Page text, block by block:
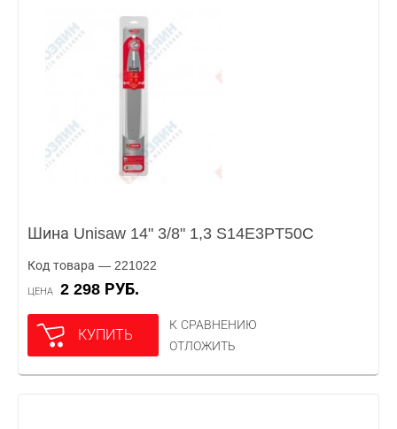
Шина Unisaw 14" 3/8" 1,3 S14E3PT50C
Код товара — 221022
ЦЕНА 2 298 РУБ.
КУПИТЬ
К СРАВНЕНИЮ
ОТЛОЖИТЬ